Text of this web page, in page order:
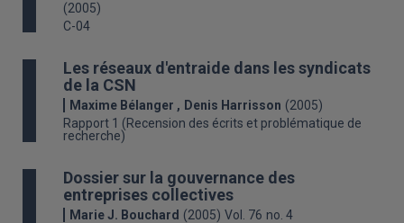
(2005)
C-04
Les réseaux d'entraide dans les syndicats
de la CSN
Maxime Bélanger Denis Harrisson (2005)
Rapport 1 (Recension des écrits et problématique de
recherche)
Dossier sur la gouvernance des
entreprises collectives
Marie J. Bouchard (2005) Vol. 76 no. 4